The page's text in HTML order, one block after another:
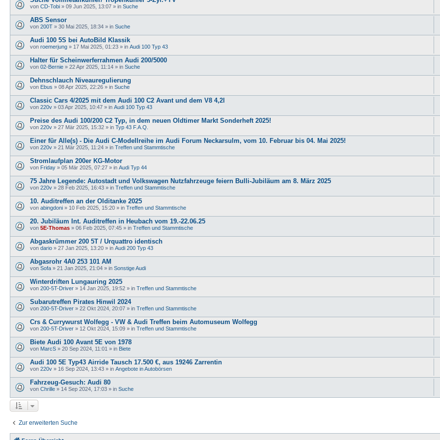
von CD-Tobi » 09 Jun 2025, 13:07 » in Suche
ABS Sensor
von 200T » 30 Mai 2025, 18:34 » in Suche
Audi 100 5S bei AutoBild Klassik
von roemerjung » 17 Mai 2025, 01:23 » in Audi 100 Typ 43
Halter für Scheinwerferrahmen Audi 200/5000
von 02-Bernie » 22 Apr 2025, 11:14 » in Suche
Dehnschlauch Niveauregulierung
von Ebus » 08 Apr 2025, 22:26 » in Suche
Classic Cars 4/2025 mit dem Audi 100 C2 Avant und dem V8 4,2l
von 220v » 03 Apr 2025, 10:47 » in Audi 100 Typ 43
Preise des Audi 100/200 C2 Typ, in dem neuen Oldtimer Markt Sonderheft 2025!
von 220v » 27 Mär 2025, 15:32 » in Typ 43 F.A.Q.
Einer für Alle(s) - Die Audi C-Modellreihe im Audi Forum Neckarsulm, vom 10. Februar bis 04. Mai 2025!
von 220v » 21 Mär 2025, 11:24 » in Treffen und Stammtische
Stromlaufplan 200er KG-Motor
von Friday » 05 Mär 2025, 07:27 » in Audi Typ 44
75 Jahre Legende: Autostadt und Volkswagen Nutzfahrzeuge feiern Bulli-Jubiläum am 8. März 2025
von 220v » 28 Feb 2025, 16:43 » in Treffen und Stammtische
10. Auditreffen an der Olditanke 2025
von abingdoni » 10 Feb 2025, 15:20 » in Treffen und Stammtische
20. Jubiläum Int. Auditreffen in Heubach vom 19.-22.06.25
von 5E-Thomas » 06 Feb 2025, 07:45 » in Treffen und Stammtische
Abgaskrümmer 200 5T / Urquattro identisch
von dario » 27 Jan 2025, 13:20 » in Audi 200 Typ 43
Abgasrohr 4A0 253 101 AM
von Sofa » 21 Jan 2025, 21:04 » in Sonstige Audi
Winterdriften Lungauring 2025
von 200-5T-Driver » 14 Jan 2025, 19:52 » in Treffen und Stammtische
Subarutreffen Pirates Hinwil 2024
von 200-5T-Driver » 22 Okt 2024, 20:07 » in Treffen und Stammtische
Crs & Currywurst Wolfegg - VW & Audi Treffen beim Automuseum Wolfegg
von 200-5T-Driver » 12 Okt 2024, 15:09 » in Treffen und Stammtische
Biete Audi 100 Avant 5E von 1978
von MarcS » 20 Sep 2024, 11:01 » in Biete
Audi 100 5E Typ43 Airride Tausch 17.500 €, aus 19246 Zarrentin
von 220v » 16 Sep 2024, 13:43 » in Angebote in Autobörsen
Fahrzeug-Gesuch: Audi 80
von Chrille » 14 Sep 2024, 17:03 » in Suche
Zur erweiterten Suche